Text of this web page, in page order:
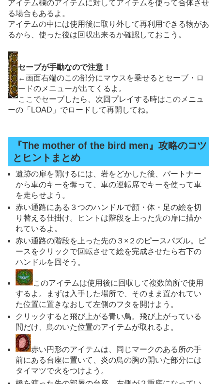
アイテム欄のアイテムに対してアイテムを使って合体させ
る場合もあるよ。
アイテムの中には使用後に取り外して再利用できる物があ
るから、使った後は回収出来るか確認しておこう。
セーブが手動なので注意！
←画面右端のこの部分にマウスを乗せるとセーブ・ロ
ードのメニューが出てくるよ。
ここでセーブしたら、次回プレイする時はこのメニュ
ーの「LOAD」でロードして再開してね。
『The mother of the bird men』攻略のコツ
とヒントまとめ
遺跡の扉を開けるには、岩をどかした後、パートナー
から車のキーを奪って、車の運転席でキーを使って車
を走らせよう。
赤い通路にある３つのハンドルで顔・体・足の絵を切
り替える仕掛け。ヒントは階段を上った先の扉に描か
れているよ。
赤い通路の階段を上った先の３×２のピースパズル。ピ
ースをクリックで回転させて絵を完成させたら右下の
ハンドルを回そう。
このアイテムは使用後に回収して複数箇所で使用
するよ。まずは入手した場所で、そのまま置かれてい
た位置に置きなおして左側のフタを開けよう。
クリックすると飛び上がる青い鳥。飛び上がっている
間だけ、鳥のいた位置のアイテムが取れるよ。
赤い円形のアイテムは、同じマークのある所の手
前にある台座に置いて、炎の鳥の胸の開いた部分には
タイマツで火をつけよう。